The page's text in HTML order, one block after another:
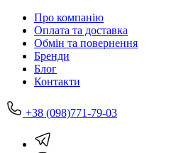
Про компанію
Оплата та доставка
Обмін та повернення
Бренди
Блог
Контакти
+38 (098)771-79-03